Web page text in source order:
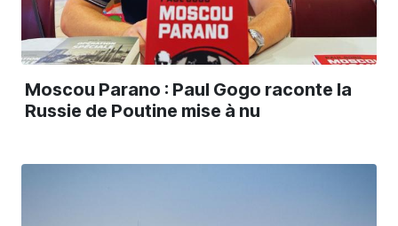
Moscou Parano : Paul Gogo raconte la
Russie de Poutine mise à nu